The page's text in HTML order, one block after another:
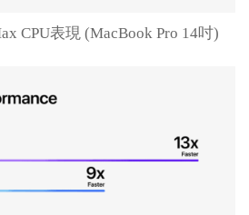
CPU表現 (MacBook Pro 14吋)